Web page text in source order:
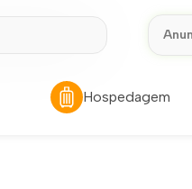
Hospedagem